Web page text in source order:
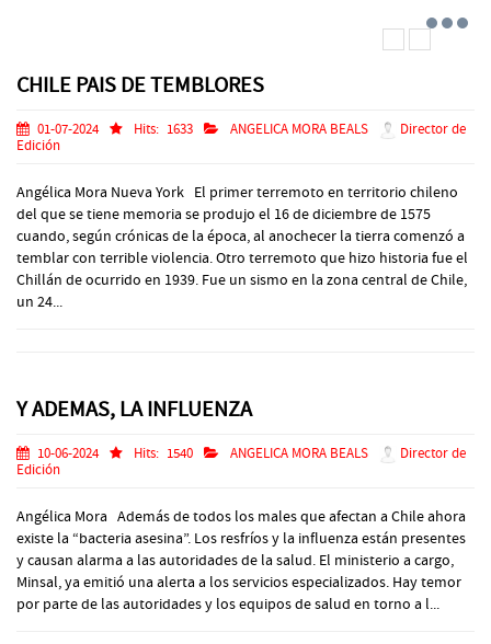
CHILE PAIS DE TEMBLORES
01-07-2024 Hits: 1633 ANGELICA MORA BEALS
Director de
Edición
Angélica Mora Nueva York El primer terremoto en territorio chileno
del que se tiene memoria se produjo el 16 de diciembre de 1575
cuando, según crónicas de la época, al anochecer la tierra comenzó a
temblar con terrible violencia. Otro terremoto que hizo historia fue el
Chillán de ocurrido en 1939. Fue un sismo en la zona central de Chile,
un 24...
Y ADEMAS, LA INFLUENZA
10-06-2024 Hits: 1540 ANGELICA MORA BEALS
Director de
Edición
Angélica Mora Además de todos los males que afectan a Chile ahora
existe la “bacteria asesina”. Los resfríos y la influenza están presentes
y causan alarma a las autoridades de la salud. El ministerio a cargo,
Minsal, ya emitió una alerta a los servicios especializados. Hay temor
por parte de las autoridades y los equipos de salud en torno a l...